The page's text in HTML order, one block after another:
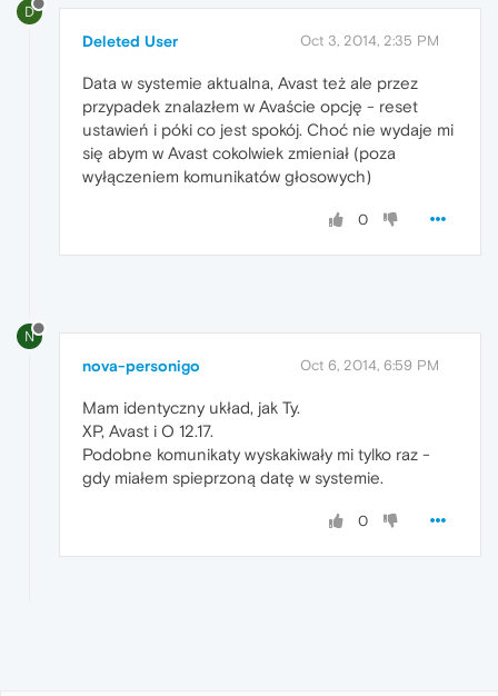
D
Deleted User Oct 3, 2014, 2:35 PM
Data w systemie aktualna, Avast też ale przez
przypadek znalazłem w Avaście opcję - reset
ustawień i póki co jest spokój. Choć nie wydaje mi
się abym w Avast cokolwiek zmieniał (poza
wyłączeniem komunikatów głosowych)
0
N
nova-personigo Oct 6, 2014, 6:59 PM
Mam identyczny układ, jak Ty.
XP, Avast i O 12.17.
Podobne komunikaty wyskakiwały mi tylko raz -
gdy miałem spieprzoną datę w systemie.
0